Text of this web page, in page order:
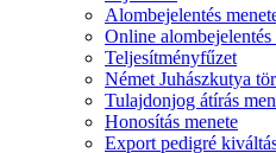
Alombejelentés
Online alombejelentés
Teljesítményfűzet
Német Juhászkutya
Tulajdonjog átírás
Honosítás menete
Export pedigré